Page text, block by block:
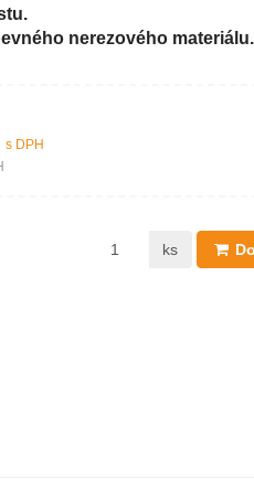
nerezového materiálu.
s DPH
ks